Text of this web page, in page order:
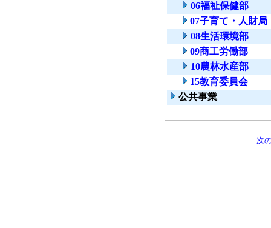
06福祉保健部
07子育て・人財局
08生活環境部
09商工労働部
10農林水産部
15教育委員会
公共事業
次